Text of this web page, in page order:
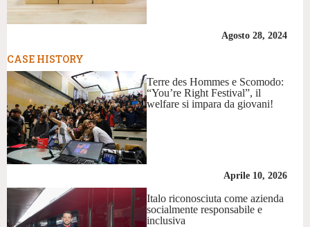
Agosto 28, 2024
CASE HISTORY
Terre des Hommes e Scomodo:
“You’re Right Festival”, il
welfare si impara da giovani!
Aprile 10, 2026
Italo riconosciuta come azienda
socialmente responsabile e
inclusiva